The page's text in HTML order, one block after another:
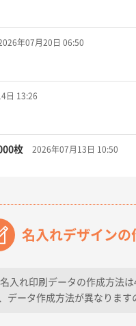
年07月20日 06:50
日 13:26
枚 2026年07月13日 10:50
枚 2026年07月03日 09:23
名入れデザインの
名入れ印刷データの作成方法は
データ作成方法が異なります